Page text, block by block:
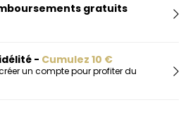
gratuits
- Cumulez 10 €
un compte pour profiter du